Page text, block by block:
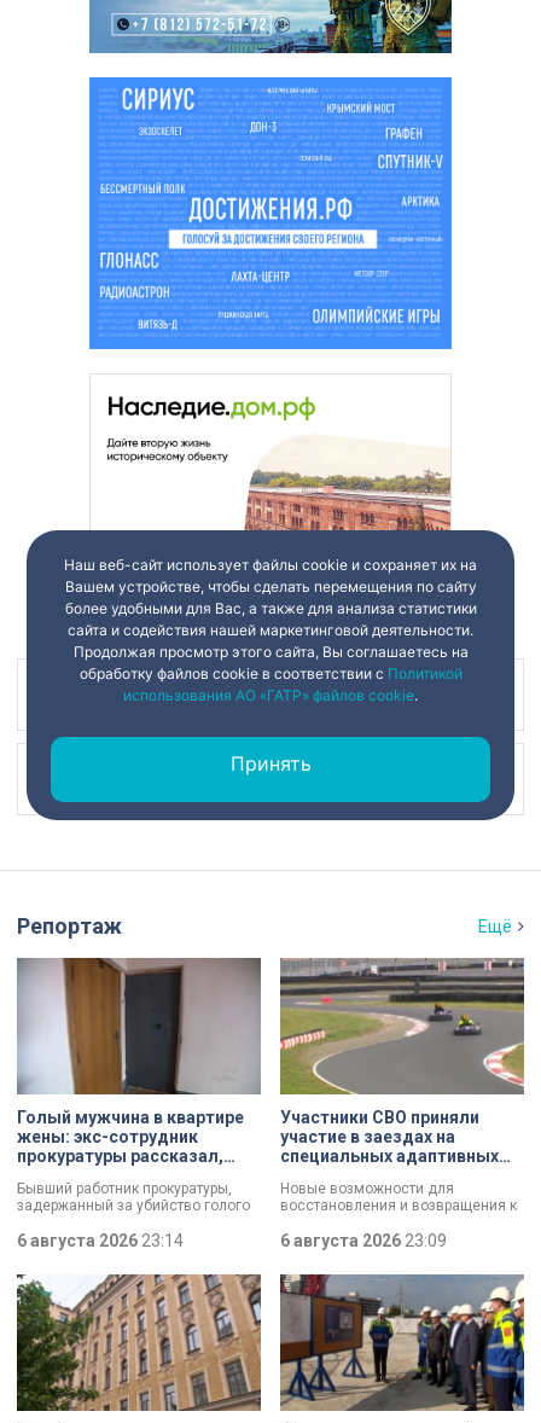
Наш канал в
Наш канал в
Репортаж Ещё
Голый мужчина в квартире
жены: экс-сотрудник
прокуратуры рассказал,
Бывший работник прокуратуры,
задержанный за убийство голого
которые толкнули его на страшное
вынес мертвеца из дома на улице
Луначарского, выдавая
бездыханного мужчину за
изрядно перебравшего приятеля.
6 августа 202623:14
Участники СВО приняли
участие в заездах на
специальных адаптивных
Новые возможности для
восстановления и возвращения к
фонда «СВОй дом» в Петербурге
специальной военной операции,
которые сейчас проходят курс
реабилитации. Главным событием
дня стали заезды на специальных
адаптивных карт-машинах, где
ветераны смогли лично
протестировать технику и
почувствовать скорость.
6 августа 202623:09
Наш веб-сайт использует файлы cookie и сохраняет их на
Вашем устройстве, чтобы сделать перемещения по сайту
более удобными для Вас, а также для анализа статистики
сайта и содействия нашей маркетинговой деятельности.
Продолжая просмотр этого сайта, Вы соглашаетесь на
обработку файлов cookie в соответствии с Политикой
использования АО «ГАТР» файлов cookie.
Принять